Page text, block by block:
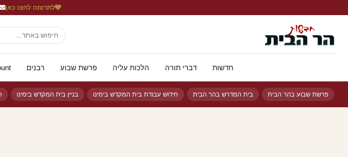
לתרומה לחצו כאן
חדשות דברי תורה הלכות עליה פרשת שבוע רבנים
פרשת שבוע בהר הבית בית המדרש בהר הבית חידוש עבודת בית המקדש בימינו בניין בית המקדש בימינו